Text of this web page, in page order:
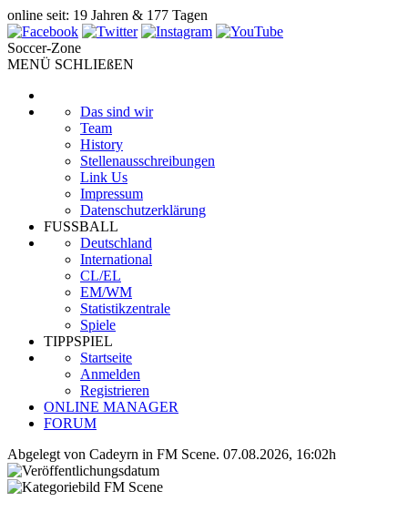
online seit: 19 Jahren & 177 Tagen
Soccer-Zone
MENÜ SCHLIEßEN
Das sind wir
Team
History
Stellenausschreibungen
Link Us
Impressum
Datenschutzerklärung
FUSSBALL
Deutschland
International
CL/EL
EM/WM
Statistikzentrale
Spiele
TIPPSPIEL
Startseite
Anmelden
Registrieren
ONLINE MANAGER
FORUM
Abgelegt von Cadeyrn in FM Scene. 07.08.2026, 16:02h